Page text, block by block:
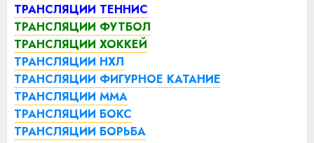
ТРАНСЛЯЦИИ ТЕННИС
ТРАНСЛЯЦИИ ФУТБОЛ
ТРАНСЛЯЦИИ ХОККЕЙ
ТРАНСЛЯЦИИ НХЛ
ТРАНСЛЯЦИИ ФИГУРНОЕ КАТАНИЕ
ТРАНСЛЯЦИИ ММА
ТРАНСЛЯЦИИ БОКС
ТРАНСЛЯЦИИ БОРЬБА